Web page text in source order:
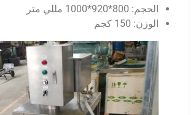
الحجم: 800*920*1000 مللي متر
الوزن: 150 كجم